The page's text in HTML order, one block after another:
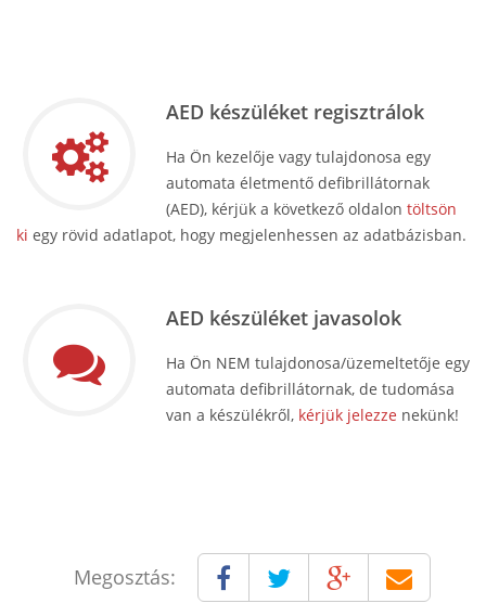
AED készüléket regisztrálok
Ha Ön kezelője vagy tulajdonosa egy
automata életmentő defibrillátornak
(AED), kérjük a következő oldalon töltsön
ki egy rövid adatlapot, hogy megjelenhessen az adatbázisban.
AED készüléket javasolok
Ha Ön NEM tulajdonosa/üzemeltetője egy
automata defibrillátornak, de tudomása
van a készülékről, kérjük jelezze nekünk!
Megosztás: